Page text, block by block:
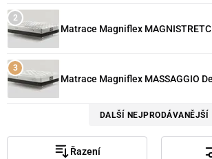
Matrace Magniflex
Matrace Magniflex MASSAGGIO
DALŠÍ NEJPRODÁVANĚJŠÍ
Řazení